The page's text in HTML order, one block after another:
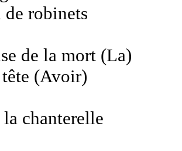
robinets
de la mort (La)
(Avoir)
chanterelle